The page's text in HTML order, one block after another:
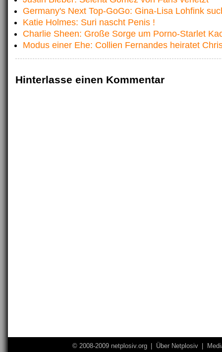
Germany's Next Top-GoGo: Gina-Lisa Lohfink
Katie Holmes: Suri nascht Penis !
Charlie Sheen: Große Sorge um Porno-Starlet
Modus einer Ehe: Collien Fernandes heiratet
Hinterlasse einen Kommentar
© 2008-2009 netplosiv.org Über Netplosiv